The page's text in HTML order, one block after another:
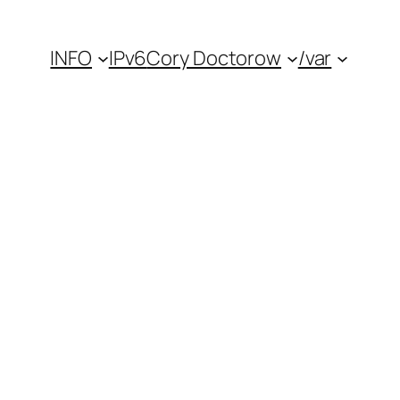
INFO IPv6Cory Doctorow /var